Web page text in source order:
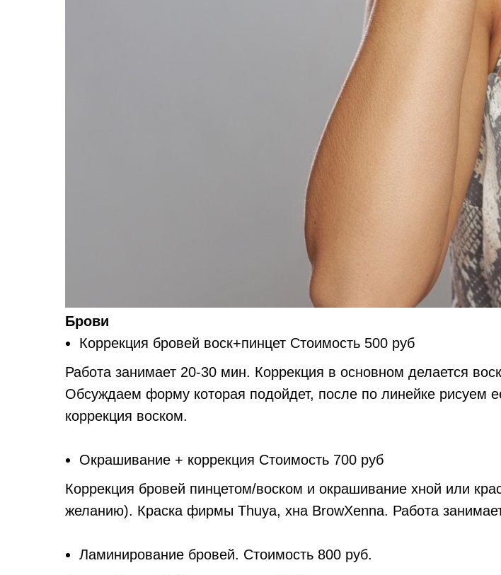
Брови
Коррекция бровей воск+пинцет Стоимость 500 руб
Работа занимает 20-30 мин. Коррекция в основном делается
Обсуждаем форму которая подойдет, после по линейке рисуем
коррекция воском.
Окрашивание + коррекция Стоимость 700 руб
Коррекция бровей пинцетом/воском и окрашивание хной или
желанию). Краска фирмы Thuya, хна BrowXenna. Работа
Ламинирование бровей. Стоимость 800 руб.